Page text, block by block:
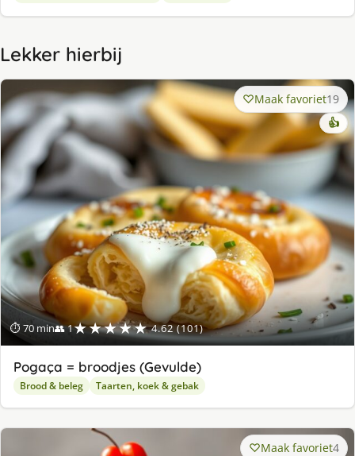
Lekker hierbij
⏱ 70 min👥 1★★★★★ 4.62 (101)
Maak favoriet19
👍
Pogaça = broodjes (Gevulde)
Brood & beleg Taarten, koek & gebak
Maak favoriet4